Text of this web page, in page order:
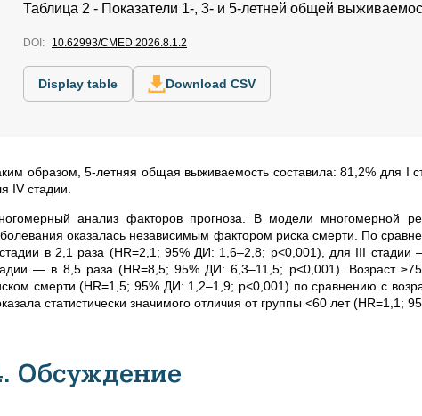
Таблица 2 - Показатели 1-, 3- и 5-летней общей
DOI: 10.62993/CMED.2026.8.1.2
Display table Download CSV
образом, 5-летняя общая выживаемость составила: 81,2% для I
IV стадии.
анализ факторов прогноза. В модели многомерной
оказалась независимым фактором риска смерти. По
в 2,1 раза (HR=2,1; 95% ДИ: 1,6–2,8; p<0,001), для III
— в 8,5 раза (HR=8,5; 95% ДИ: 6,3–11,5; p<0,001). Возраст
смерти (HR=1,5; 95% ДИ: 1,2–1,9; p<0,001) по сравнению с
статистически значимого отличия от группы <60 лет (HR=1,1;
Обсуждение